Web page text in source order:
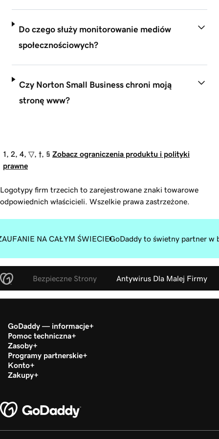
Do czego służy monitorowanie mediów
społecznościowych?
Czy Norton Small Business chroni moją
stronę www?
1, 2, 4, ▽, †, § Zobacz ograniczenia produktu i polityki
prawne
Logotypy firm trzecich to zarejestrowane znaki towarowe
odpowiednich właścicieli. Wszelkie prawa zastrzeżone.
NA CAŁYM ŚWIECIEGoDaddy to świetny partner w
Bezpieczne Strony Antywirus Dla Malej Firmy
GoDaddy — informacje
Pomoc techniczna
Zasoby
Programy partnerskie
Konto
Zakupy